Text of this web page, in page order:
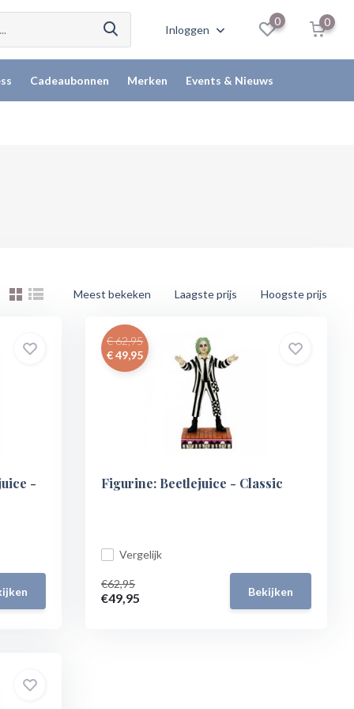
Inloggen
0 0
Cadeaubonnen Merken Events & Nieuws
Meest bekeken Laagste prijs Hoogste prijs
-
€ 62,95
€ 49,95
Figurine: Beetlejuice - Classic
Vergelijk
€62,95
€49,95 Bekijken